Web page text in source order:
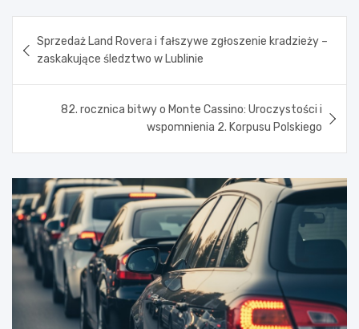
wpisu
Sprzedaż Land Rovera i fałszywe zgłoszenie kradzieży –
zaskakujące śledztwo w Lublinie
82. rocznica bitwy o Monte Cassino: Uroczystości i
wspomnienia 2. Korpusu Polskiego